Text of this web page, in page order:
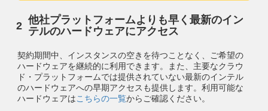
他社プラットフォームよりも早く最新のイン
テルのハードウェアにアクセス
契約期間中、インスタンスの空きを待つことなく、ご希望の
ハードウェアを継続的に利用できます。また、主要なクラウ
ド・プラットフォームでは提供されていない最新のインテル
のハードウェアへの早期アクセスも提供します。利用可能な
ハードウェアはこちらの一覧からご確認ください。